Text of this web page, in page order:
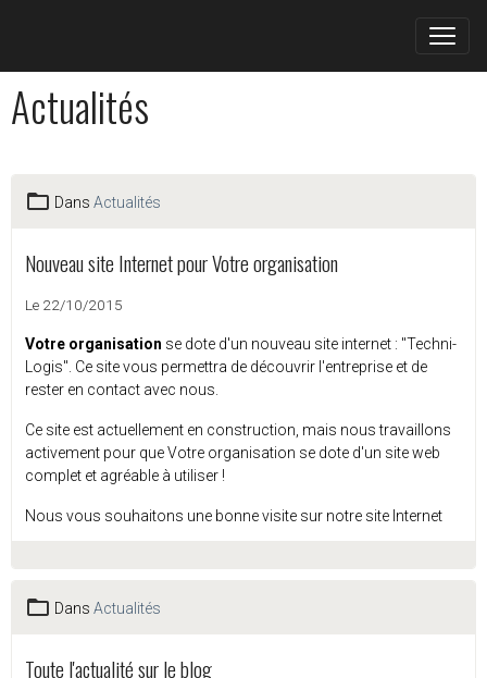
Actualités
Dans Actualités
Nouveau site Internet pour Votre organisation
Le 22/10/2015
Votre organisation se dote d'un nouveau site internet : "Techni-
Logis". Ce site vous permettra de découvrir l'entreprise et de
rester en contact avec nous.
Ce site est actuellement en construction, mais nous travaillons
activement pour que Votre organisation se dote d'un site web
complet et agréable à utiliser !
Nous vous souhaitons une bonne visite sur notre site Internet
Dans Actualités
Toute l'actualité sur le blog